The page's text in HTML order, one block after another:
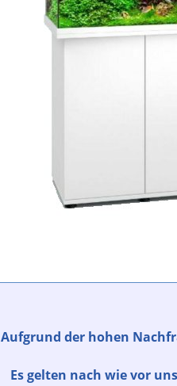
Aufgrund der hohen
Es gelten nach wie vor